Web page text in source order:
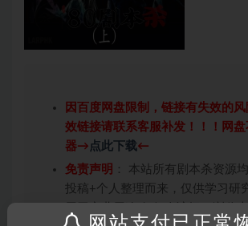
因百度网盘限制，链接有失效的
效链接请联系客服补发！！！网
器→ 点此下载←
免责声明 ： 本站所有剧本杀资源
投稿+个人整理而来，仅供学习研